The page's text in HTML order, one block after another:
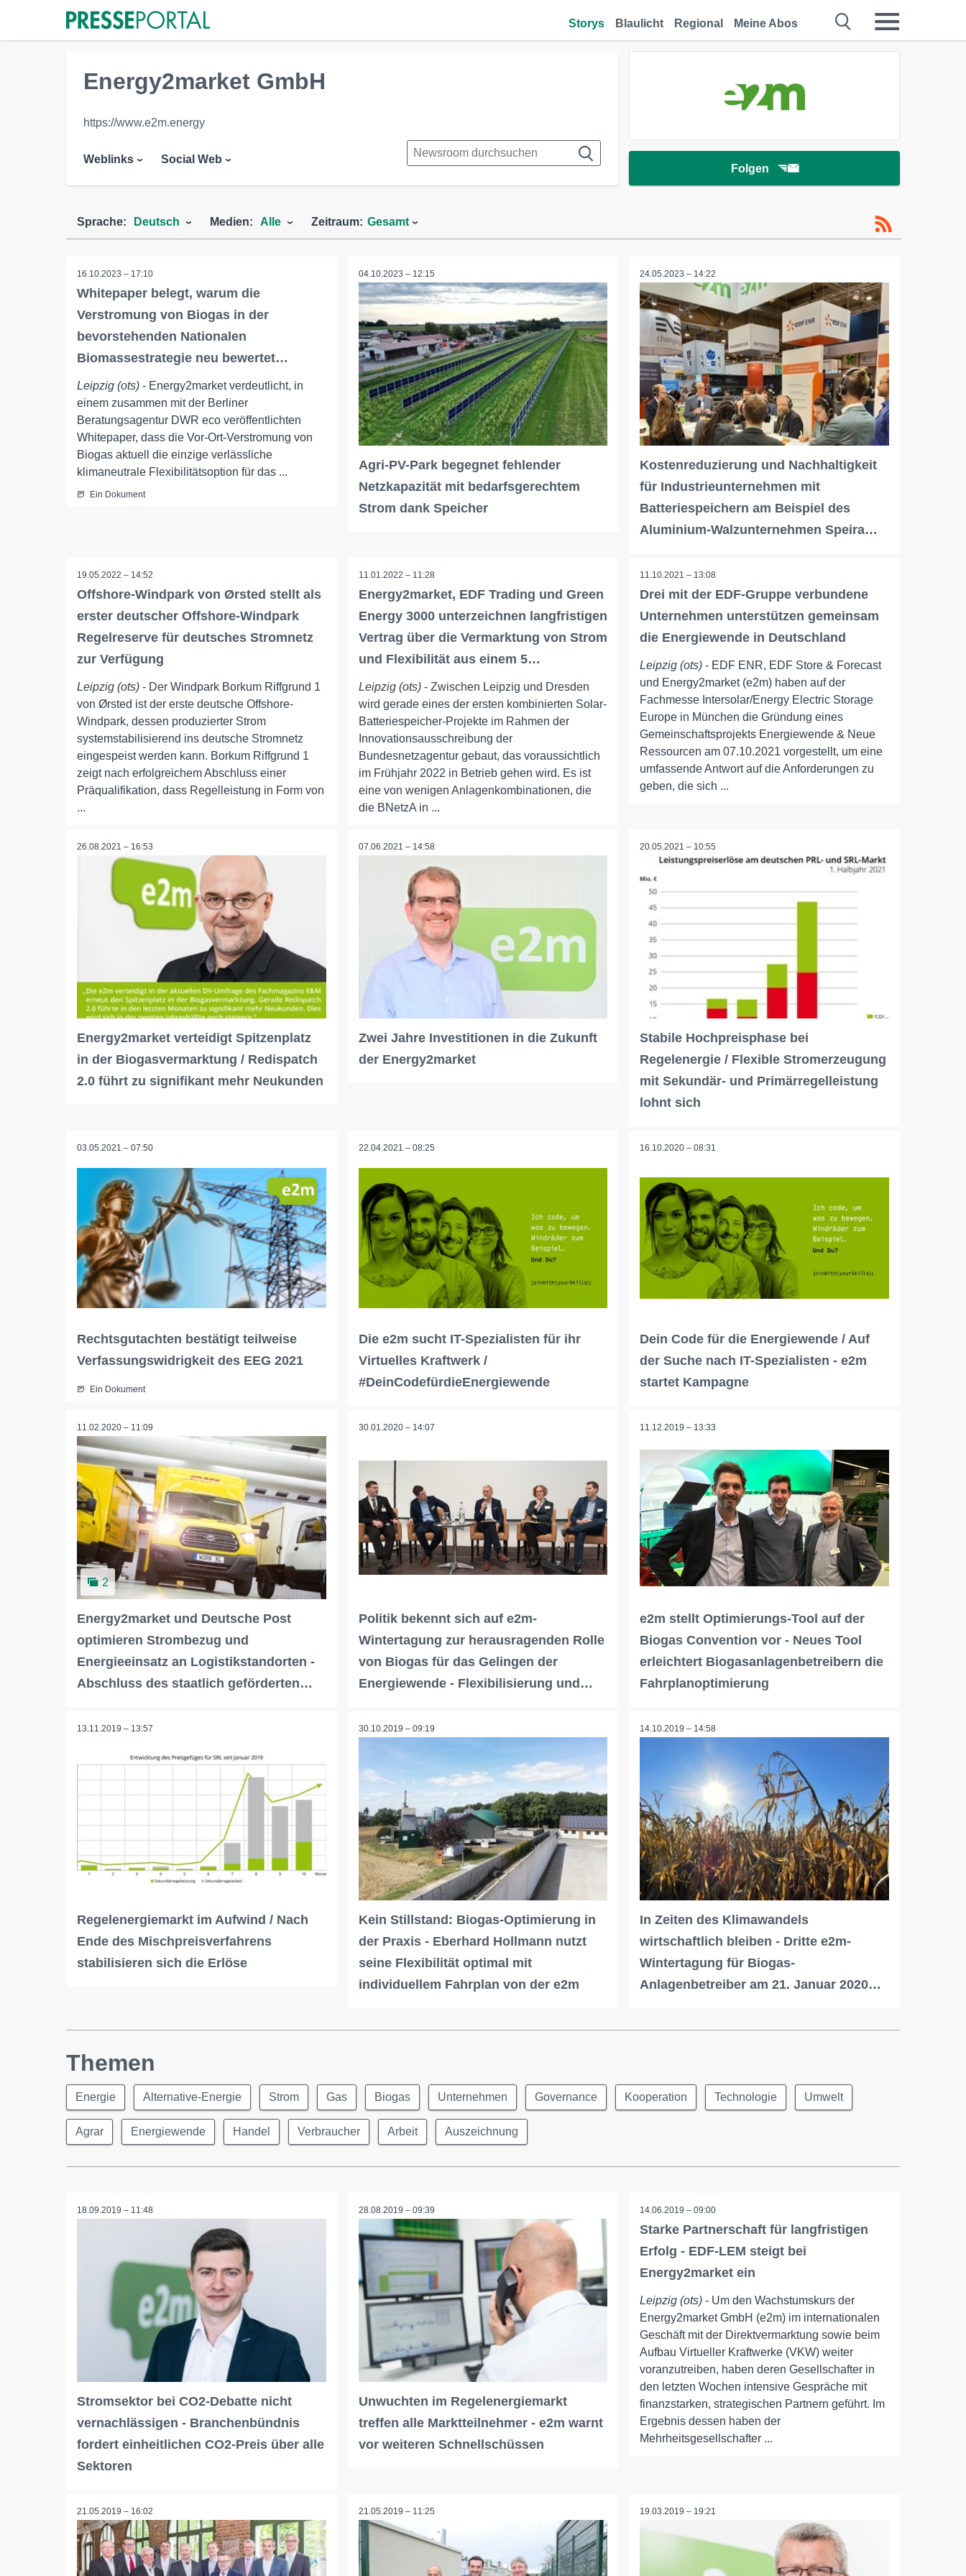
Storys Blaulicht Regional Meine Abos
Folgen
Energy2market GmbH
https://www.e2m.energy
Weblinks Social Web
Sprache: Deutsch Medien: Alle Zeitraum: Gesamt
16.10.2023 – 17:10
Whitepaper belegt, warum die
Verstromung von Biogas in der
bevorstehenden Nationalen
Biomassestrategie neu bewertet…
Leipzig (ots) - Energy2market verdeutlicht, in
einem zusammen mit der Berliner
Beratungsagentur DWR eco veröffentlichten
Whitepaper, dass die Vor-Ort-Verstromung von
Biogas aktuell die einzige verlässliche
klimaneutrale Flexibilitätsoption für das ...
Ein Dokument
04.10.2023 – 12:15
Agri-PV-Park begegnet fehlender
Netzkapazität mit bedarfsgerechtem
Strom dank Speicher
24.05.2023 – 14:22
Kostenreduzierung und Nachhaltigkeit
für Industrieunternehmen mit
Batteriespeichern am Beispiel des
Aluminium-Walzunternehmen Speira…
19.05.2022 – 14:52
Offshore-Windpark von Ørsted stellt als
erster deutscher Offshore-Windpark
Regelreserve für deutsches Stromnetz
zur Verfügung
Leipzig (ots) - Der Windpark Borkum Riffgrund 1
von Ørsted ist der erste deutsche Offshore-
Windpark, dessen produzierter Strom
systemstabilisierend ins deutsche Stromnetz
eingespeist werden kann. Borkum Riffgrund 1
zeigt nach erfolgreichem Abschluss einer
Präqualifikation, dass Regelleistung in Form von
...
11.01.2022 – 11:28
Energy2market, EDF Trading und Green
Energy 3000 unterzeichnen langfristigen
Vertrag über die Vermarktung von Strom
und Flexibilität aus einem 5…
Leipzig (ots)- Zwischen Leipzig und Dresden
wird gerade eines der ersten kombinierten Solar-
Batteriespeicher-Projekte im Rahmen der
Innovationsausschreibung der
Bundesnetzagentur gebaut, das voraussichtlich
im Frühjahr 2022 in Betrieb gehen wird. Es ist
eine von wenigen Anlagenkombinationen, die
die BNetzA in ...
11.10.2021 – 13:08
Drei mit der EDF-Gruppe verbundene
Unternehmen unterstützen gemeinsam
die Energiewende in Deutschland
Leipzig (ots) - EDF ENR, EDF Store & Forecast
und Energy2market (e2m) haben auf der
Fachmesse Intersolar/Energy Electric Storage
Europe in München die Gründung eines
Gemeinschaftsprojekts Energiewende & Neue
Ressourcen am 07.10.2021 vorgestellt, um eine
umfassende Antwort auf die Anforderungen zu
geben, die sich ...
26.08.2021 – 16:53
Energy2market verteidigt Spitzenplatz
in der Biogasvermarktung / Redispatch
2.0 führt zu signifikant mehr Neukunden
07.06.2021 – 14:58
Zwei Jahre Investitionen in die Zukunft
der Energy2market
20.05.2021 – 10:55
Stabile Hochpreisphase bei
Regelenergie / Flexible Stromerzeugung
mit Sekundär- und Primärregelleistung
lohnt sich
03.05.2021 – 07:50
Rechtsgutachten bestätigt teilweise
Verfassungswidrigkeit des EEG 2021
Ein Dokument
22.04.2021 – 08:25
Die e2m sucht IT-Spezialisten für ihr
Virtuelles Kraftwerk /
#DeinCodefürdieEnergiewende
16.10.2020 – 08:31
Dein Code für die Energiewende / Auf
der Suche nach IT-Spezialisten - e2m
startet Kampagne
11.02.2020 – 11:09
2
Energy2market und Deutsche Post
optimieren Strombezug und
Energieeinsatz an Logistikstandorten -
Abschluss des staatlich geförderten…
30.01.2020 – 14:07
Politik bekennt sich auf e2m-
Wintertagung zur herausragenden Rolle
von Biogas für das Gelingen der
Energiewende - Flexibilisierung und…
11.12.2019 – 13:33
e2m stellt Optimierungs-Tool auf der
Biogas Convention vor - Neues Tool
erleichtert Biogasanlagenbetreibern die
Fahrplanoptimierung
13.11.2019 – 13:57
Regelenergiemarkt im Aufwind / Nach
Ende des Mischpreisverfahrens
stabilisieren sich die Erlöse
30.10.2019 – 09:19
Kein Stillstand: Biogas-Optimierung in
der Praxis - Eberhard Hollmann nutzt
seine Flexibilität optimal mit
individuellem Fahrplan von der e2m
14.10.2019 – 14:58
In Zeiten des Klimawandels
wirtschaftlich bleiben - Dritte e2m-
Wintertagung für Biogas-
Anlagenbetreiber am 21. Januar 2020…
Themen
Energie Alternative-Energie Strom Gas Biogas Unternehmen Governance Kooperation Technologie Umwelt
Agrar Energiewende Handel Verbraucher Arbeit Auszeichnung
18.09.2019 – 11:48
Stromsektor bei CO2-Debatte nicht
vernachlässigen - Branchenbündnis
fordert einheitlichen CO2-Preis über alle
Sektoren
28.08.2019 – 09:39
Unwuchten im Regelenergiemarkt
treffen alle Marktteilnehmer - e2m warnt
vor weiteren Schnellschüssen
14.06.2019 – 09:00
Starke Partnerschaft für langfristigen
Erfolg - EDF-LEM steigt bei
Energy2market ein
Leipzig (ots) - Um den Wachstumskurs der
Energy2market GmbH (e2m) im internationalen
Geschäft mit der Direktvermarktung sowie beim
Aufbau Virtueller Kraftwerke (VKW) weiter
voranzutreiben, haben deren Gesellschafter in
den letzten Wochen intensive Gespräche mit
finanzstarken, strategischen Partnern geführt. Im
Ergebnis dessen haben der
Mehrheitsgesellschafter ...
21.05.2019 – 16:02 21.05.2019 – 11:25 19.03.2019 – 19:21